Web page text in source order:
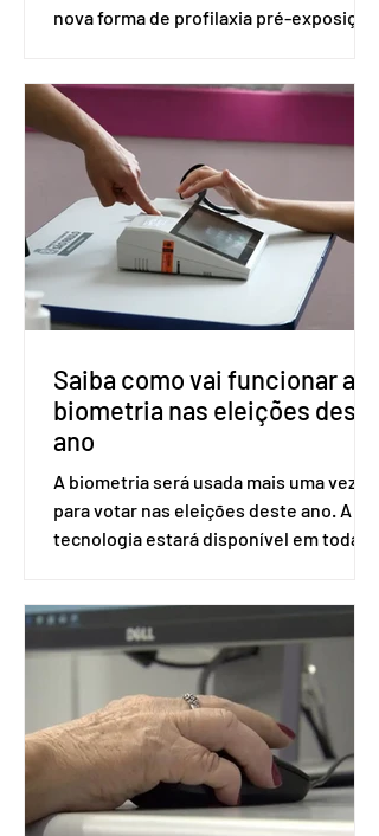
nova forma de profilaxia pré-exposição
medicamento carbotegravir, que
impede a replicação do vírus de forma
prolongada e pode ser tomado a cada
dois meses. O pedido de inclusão vai
ser encaminhado pelo Ministério da
Saúde à Comissão Nacional de
Incorporação de Novas Tecnologias no
SUS (Conitec) na semana que vem. A
Conitec é um colegiado
Saiba como vai funcionar a
biometria nas eleições deste
ano
A biometria será usada mais uma vez
para votar nas eleições deste ano. A
tecnologia estará disponível em todas
Apesar da requisição, a biometria não é
obrigatória para exercer o direito ao
voto. Se o título estiver regular, o
eleitor pode votar mesmo sem ter
realizado esse cadastro. Neste caso,
será exigido o documento de
identificação para acesso à urna
eletrônica. Se a urna eletrônica não